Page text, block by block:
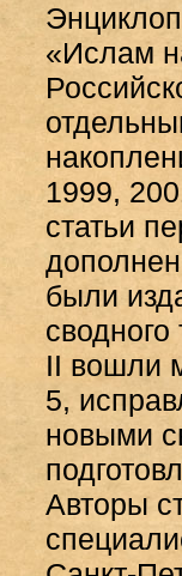
«Ислам
1999,
статьи
были
II вошли
5,
новыми
Авторы